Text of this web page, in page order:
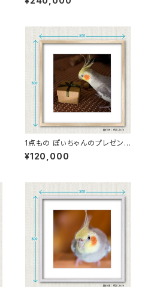
1点もの ぽぃちゃんのプレゼント
写真［額装］額＋マット付 【B_00
11p】
¥120,000